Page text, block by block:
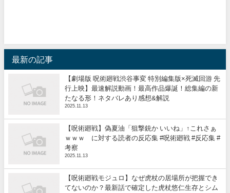
最新の記事
【劇場版 呪術廻戦渋谷事変 特別編集版×死滅回游 先
行上映】最速解説動画！最高作品爆誕！総集編の新
たなる形！ネタバレあり感想&解説
2025.11.13
【呪術廻戦】偽夏油「狙撃銃か いいね」↑これさぁ
ｗｗｗ に対する読者の反応集 #呪術廻戦 #反応集 #
考察
2025.11.13
【呪術廻戦モジュロ】なぜ虎杖の居場所が把握でき
てないのか？最新話で確定した虎杖悠仁生存とシム